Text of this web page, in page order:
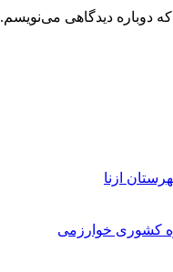
دوباره دیدگاهی می‌نویسم.
ازنا
کشوری خوارزمی